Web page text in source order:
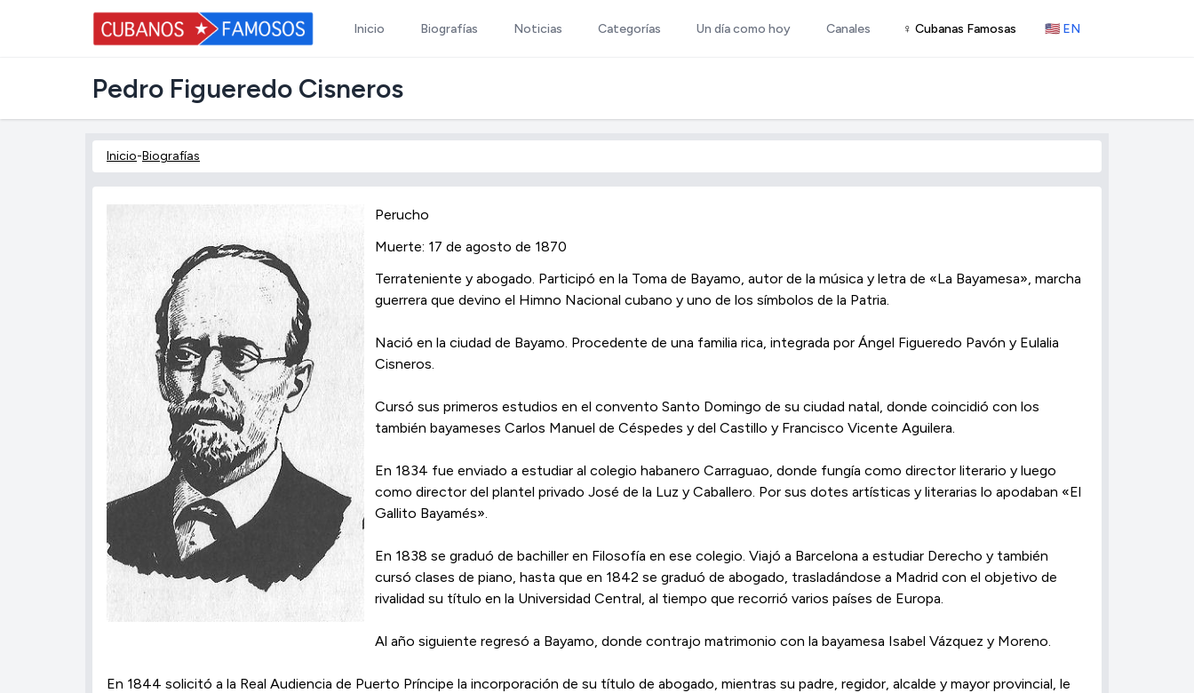
Inicio Biografías Noticias Categorías Un día como hoy Canales ♀ Cubanas Famosas 🇺🇸 EN
Pedro Figueredo Cisneros
Inicio-Biografías
Perucho
Muerte: 17 de agosto de 1870
Terrateniente y abogado. Participó en la Toma de Bayamo, autor de la música y letra de «La Bayamesa», marcha
guerrera que devino el Himno Nacional cubano y uno de los símbolos de la Patria.
Nació en la ciudad de Bayamo. Procedente de una familia rica, integrada por Ángel Figueredo Pavón y Eulalia
Cisneros.
Cursó sus primeros estudios en el convento Santo Domingo de su ciudad natal, donde coincidió con los
también bayameses Carlos Manuel de Céspedes y del Castillo y Francisco Vicente Aguilera.
En 1834 fue enviado a estudiar al colegio habanero Carraguao, donde fungía como director literario y luego
como director del plantel privado José de la Luz y Caballero. Por sus dotes artísticas y literarias lo apodaban «El
Gallito Bayamés».
En 1838 se graduó de bachiller en Filosofía en ese colegio. Viajó a Barcelona a estudiar Derecho y también
cursó clases de piano, hasta que en 1842 se graduó de abogado, trasladándose a Madrid con el objetivo de
rivalidad su título en la Universidad Central, al tiempo que recorrió varios países de Europa.
Al año siguiente regresó a Bayamo, donde contrajo matrimonio con la bayamesa Isabel Vázquez y Moreno.
En 1844 solicitó a la Real Audiencia de Puerto Príncipe la incorporación de su título de abogado, mientras su padre, regidor, alcalde y mayor provincial, le